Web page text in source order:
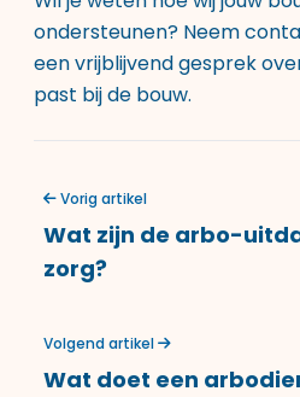
ondersteunen? Neem
een vrijblijvend gesprek
past bij de bouw.
Vorig artikel
Wat zijn de arbo-
zorg?
Volgend artikel
Wat doet een